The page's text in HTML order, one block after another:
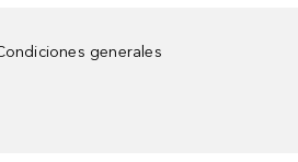
generales